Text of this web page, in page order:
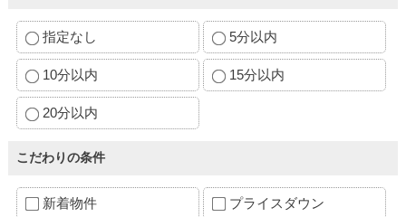
指定なし 5分以内
10分以内 15分以内
20分以内
こだわりの条件
新着物件 プライスダウン